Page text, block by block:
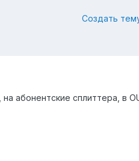
Создать
абонентские сплиттера, в